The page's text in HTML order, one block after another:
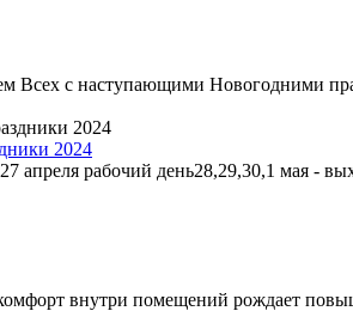
Всех с наступающими Новогодними
2024
апреля рабочий день28,29,30,1 мая -
внутри помещений рождает